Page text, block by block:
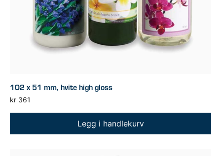
102 x 51 mm, hvite high gloss
kr 361
Legg i handlekurv